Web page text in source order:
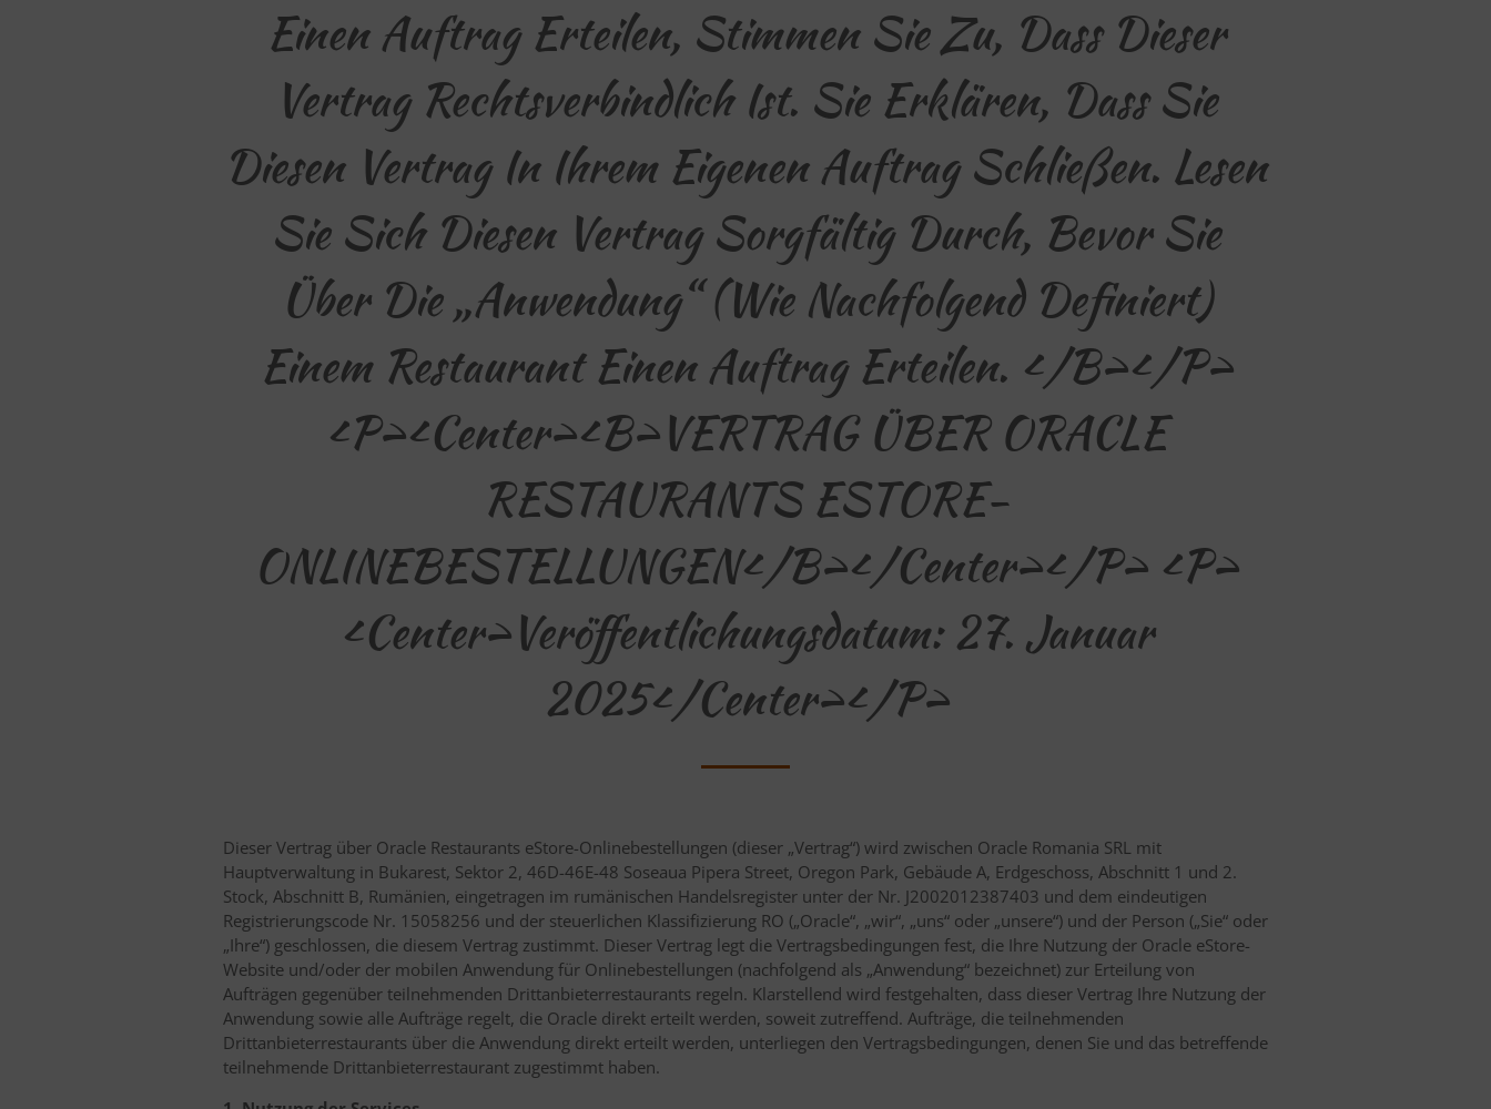
Einen Auftrag Erteilen, Stimmen Sie Zu, Dass Dieser
Vertrag Rechtsverbindlich Ist. Sie Erklären, Dass Sie
Diesen Vertrag In Ihrem Eigenen Auftrag Schließen. Lesen
Sie Sich Diesen Vertrag Sorgfältig Durch, Bevor Sie
Über Die „Anwendung“ (wie Nachfolgend Definiert)
Einem Restaurant Einen Auftrag Erteilen. </b></p>
<p><center><b>VERTRAG ÜBER ORACLE
RESTAURANTS ESTORE-
ONLINEBESTELLUNGEN</b></center></p> <p>
<center>Veröffentlichungsdatum: 27. Januar
2025</center></p>
Dieser Vertrag über Oracle Restaurants eStore-Onlinebestellungen (dieser „Vertrag“) wird zwischen Oracle Romania SRL mit
Hauptverwaltung in Bukarest, Sektor 2, 46D-46E-48 Soseaua Pipera Street, Oregon Park, Gebäude A, Erdgeschoss, Abschnitt 1 und 2.
Stock, Abschnitt B, Rumänien, eingetragen im rumänischen Handelsregister unter der Nr. J2002012387403 und dem eindeutigen
Registrierungscode Nr. 15058256 und der steuerlichen Klassifizierung RO („Oracle“, „wir“, „uns“ oder „unsere“) und der Person („Sie“ oder
„Ihre“) geschlossen, die diesem Vertrag zustimmt. Dieser Vertrag legt die Vertragsbedingungen fest, die Ihre Nutzung der Oracle eStore-
Website und/oder der mobilen Anwendung für Onlinebestellungen (nachfolgend als „Anwendung“ bezeichnet) zur Erteilung von
Aufträgen gegenüber teilnehmenden Drittanbieterrestaurants regeln. Klarstellend wird festgehalten, dass dieser Vertrag Ihre Nutzung der
Anwendung sowie alle Aufträge regelt, die Oracle direkt erteilt werden, soweit zutreffend. Aufträge, die teilnehmenden
Drittanbieterrestaurants über die Anwendung direkt erteilt werden, unterliegen den Vertragsbedingungen, denen Sie und das betreffende
teilnehmende Drittanbieterrestaurant zugestimmt haben.